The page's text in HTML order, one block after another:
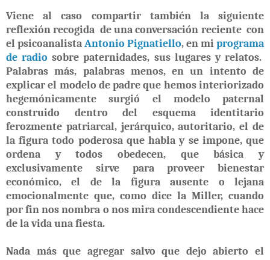
Viene al caso compartir también la siguiente
reflexión recogida de una conversación reciente con
el psicoanalistaAntonio Pignatiello, en miprograma
de radio sobre paternidades, sus lugares y relatos.
Palabras más, palabras menos, en un intento de
explicar el modelo de padre que hemos interiorizado
hegemónicamente surgió el modelo paternal
construido dentro del esquema identitario
ferozmente patriarcal, jerárquico, autoritario, el de
la figura todo poderosa que habla y se impone, que
ordena y todos obedecen, que básica y
exclusivamente sirve para proveer bienestar
económico, el de la figura ausente o lejana
emocionalmente que, como dice la Miller, cuando
por fin nos nombra o nos mira condescendiente hace
de la vida una fiesta.
Nada más que agregar salvo que dejo abierto el